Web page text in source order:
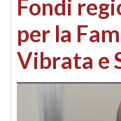
Fondi
per la
Vibrata e